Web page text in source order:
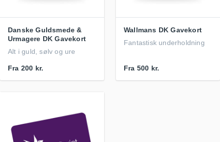
Danske Guldsmede &
Urmagere DK Gavekort
Alt i guld, sølv og ure
Fra 200 kr.
Wallmans DK Gavekort
Fantastisk underholdning
Fra 500 kr.